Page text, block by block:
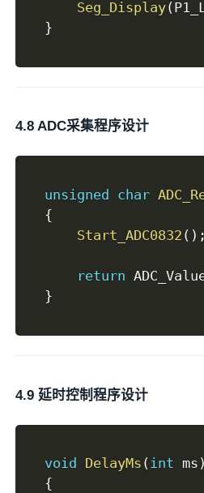
Seg_Display(
}
4.8 ADC采集程序设计
unsigned char
{
Start_ADC0832 ( ) ;
return
}
4.9 延时控制程序设计
void DelayMs (int ms )
{